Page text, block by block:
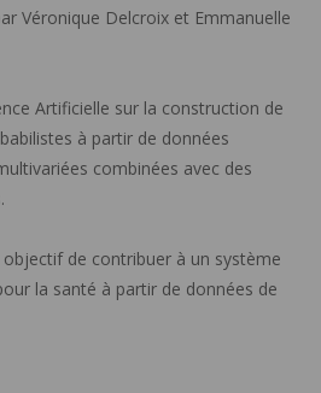
Véronique Delcroix et Emmanuelle
Artificielle sur la construction de
à partir de données
combinées avec des
de contribuer à un système
la santé à partir de données de